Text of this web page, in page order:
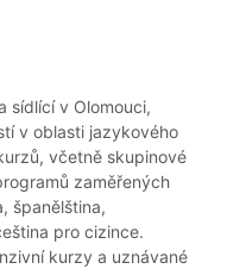
sídlící v Olomouci,
v oblasti jazykového
včetně skupinové
zaměřených
španělština,
pro cizince.
kurzy a uznávané